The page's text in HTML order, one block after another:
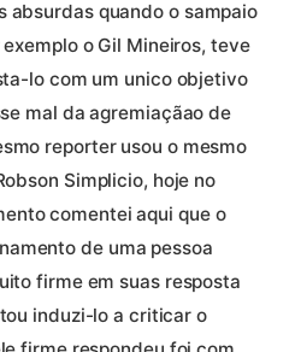
absurdas quando o sampaio
o Gil Mineiros, teve
lo com um unico objetivo
mal da agremiaçãao de
reporter usou o mesmo
Simplicio, hoje no
comentei aqui que o
de uma pessoa
firme em suas resposta
induzi-lo a criticar o